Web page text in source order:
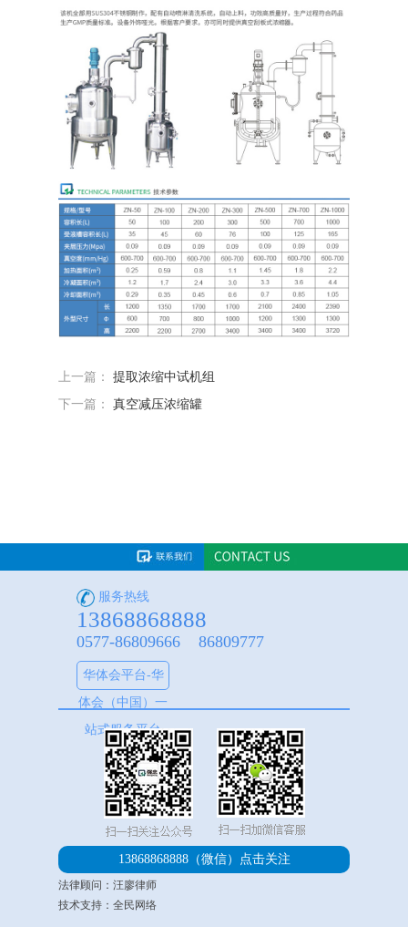
上一篇： 提取浓缩中试机组
下一篇： 真空减压浓缩罐
服务热线
13868868888
0577-86809666 86809777
华体会平台-华
体会（中国）一
站式服务平台
13868868888（微信） 点击关注
法律顾问：汪廖律师
技术支持：全民网络